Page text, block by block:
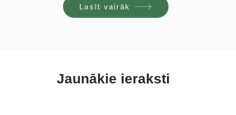
Lasīt vairāk
Jaunākie ieraksti